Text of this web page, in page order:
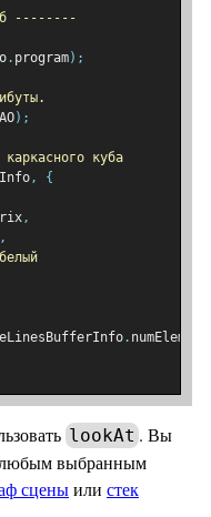
--------
. program);
);
куба
,
{
,
,
.
lookAt . Вы
любым выбранным
сценыили стек